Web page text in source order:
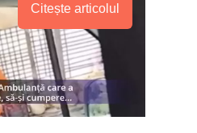
Citește articolul